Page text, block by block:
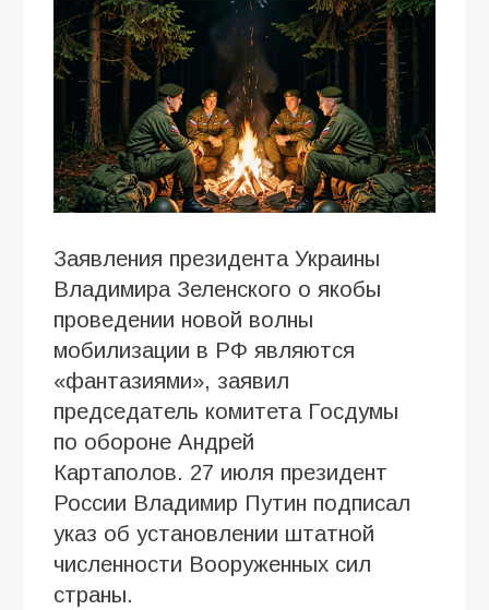
Заявления президента Украины
Владимира Зеленского о якобы
проведении новой волны
мобилизации в РФ являются
«фантазиями», заявил
председатель комитета Госдумы
по обороне Андрей
Картаполов. 27 июля президент
России Владимир Путин подписал
указ об установлении штатной
численности Вооруженных сил
страны.